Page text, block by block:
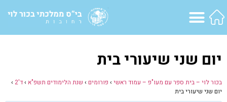
יום שני שיעורי בית
בכור לוי – בית ספר עם מעו"פ – עמוד ראשי › פורומים › שנת הלימודים תשפ"א ›ד'2
›
יום שני שיעורי בית